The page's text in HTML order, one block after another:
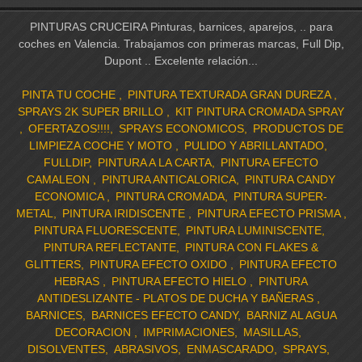
PINTURAS CRUCEIRA Pinturas, barnices, aparejos, .. para
coches en Valencia. Trabajamos con primeras marcas, Full Dip,
Dupont .. Excelente relación...
PINTA TU COCHE
PINTURA TEXTURADA GRAN DUREZA
SPRAYS 2K SUPER BRILLO
KIT PINTURA CROMADA SPRAY
OFERTAZOS!!!!
SPRAYS ECONOMICOS
PRODUCTOS DE
LIMPIEZA COCHE Y MOTO
PULIDO Y ABRILLANTADO
FULLDIP
PINTURA A LA CARTA
PINTURA EFECTO
CAMALEON
PINTURA ANTICALORICA
PINTURA CANDY
ECONOMICA
PINTURA CROMADA
PINTURA SUPER-
METAL
PINTURA IRIDISCENTE
PINTURA EFECTO PRISMA
PINTURA FLUORESCENTE
PINTURA LUMINISCENTE
PINTURA REFLECTANTE
PINTURA CON FLAKES &
GLITTERS
PINTURA EFECTO OXIDO
PINTURA EFECTO
HEBRAS
PINTURA EFECTO HIELO
PINTURA
ANTIDESLIZANTE - PLATOS DE DUCHA Y BAÑERAS
BARNICES
BARNICES EFECTO CANDY
BARNIZ AL AGUA
DECORACION
IMPRIMACIONES
MASILLAS
DISOLVENTES
ABRASIVOS ENMASCARADO
SPRAYS